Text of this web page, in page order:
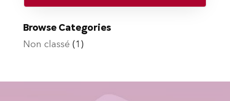
Browse Categories
Non classé (1)